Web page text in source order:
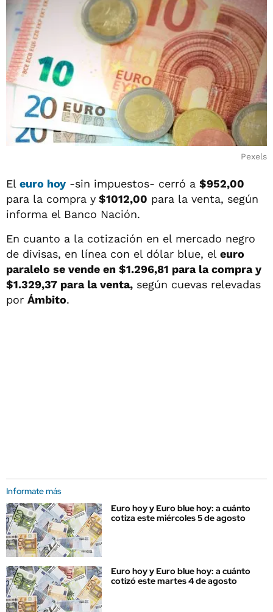
Pexels
El euro hoy -sin impuestos- cerró a $952,00
para la compra y $1012,00 para la venta, según
informa el Banco Nación.
En cuanto a la cotización en el mercado negro
de divisas, en línea con el dólar blue, el euro
paralelo se vende en $1.296,81 para la compra y
$1.329,37 para la venta, según cuevas relevadas
por Ámbito.
Informate más
Euro hoy y Euro blue hoy: a cuánto
cotiza este miércoles 5 de agosto
Euro hoy y Euro blue hoy: a cuánto
cotizó este martes 4 de agosto